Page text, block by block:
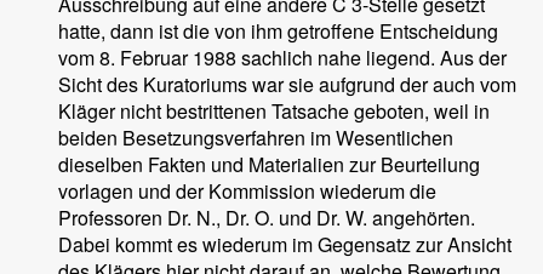
hatte, dann ist die von ihm getroffene Entscheidung
vom 8. Februar 1988 sachlich nahe liegend. Aus der
Sicht des Kuratoriums war sie aufgrund der auch vom
Kläger nicht bestrittenen Tatsache geboten, weil in
beiden Besetzungsverfahren im Wesentlichen
dieselben Fakten und Materialien zur Beurteilung
vorlagen und der Kommission wiederum die
Professoren Dr. N., Dr. O. und Dr. W. angehörten.
Dabei kommt es wiederum im Gegensatz zur Ansicht